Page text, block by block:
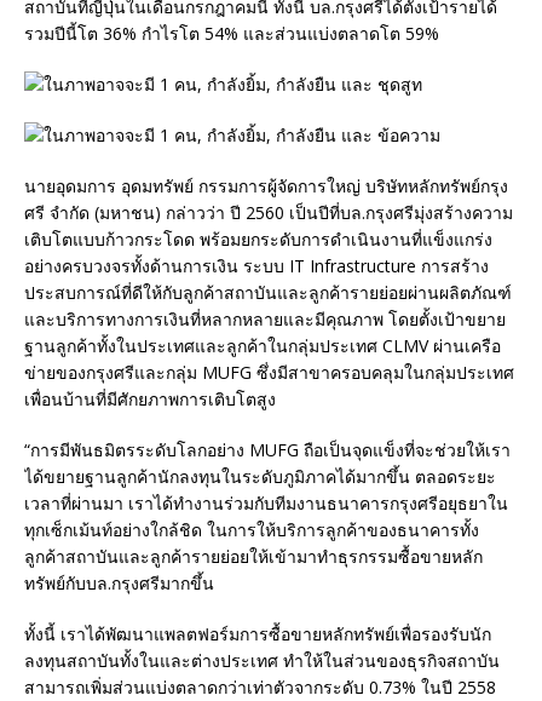
สถาบันที่ญี่ปุ่นในเดือนกรกฎาคมนี้ ทั้งนี้ บล.กรุงศรีได้ตั้งเป้ารายได้
รวมปีนี้โต 36% กำไรโต 54% และส่วนแบ่งตลาดโต 59%
นายอุดมการ อุดมทรัพย์ กรรมการผู้จัดการใหญ่ บริษัทหลักทรัพย์กรุง
ศรี จำกัด (มหาชน) กล่าวว่า ปี 2560 เป็นปีที่บล.กรุงศรีมุ่งสร้างความ
เติบโตแบบก้าวกระโดด พร้อมยกระดับการดำเนินงานที่แข็งแกร่ง
อย่างครบวงจรทั้งด้านการเงิน ระบบ IT Infrastructure การสร้าง
ประสบการณ์ที่ดีให้กับลูกค้าสถาบันและลูกค้ารายย่อยผ่านผลิตภัณฑ์
และบริการทางการเงินที่หลากหลายและมีคุณภาพ โดยตั้งเป้าขยาย
ฐานลูกค้าทั้งในประเทศและลูกค้าในกลุ่มประเทศ CLMV ผ่านเครือ
ข่ายของกรุงศรีและกลุ่ม MUFG ซึ่งมีสาขาครอบคลุมในกลุ่มประเทศ
เพื่อนบ้านที่มีศักยภาพการเติบโตสูง
“การมีพันธมิตรระดับโลกอย่าง MUFG ถือเป็นจุดแข็งที่จะช่วยให้เรา
ได้ขยายฐานลูกค้านักลงทุนในระดับภูมิภาคได้มากขึ้น ตลอดระยะ
เวลาที่ผ่านมา เราได้ทำงานร่วมกับทีมงานธนาคารกรุงศรีอยุธยาใน
ทุกเซ็กเม้นท์อย่างใกล้ชิด ในการให้บริการลูกค้าของธนาคารทั้ง
ลูกค้าสถาบันและลูกค้ารายย่อยให้เข้ามาทำธุรกรรมซื้อขายหลัก
ทรัพย์กับบล.กรุงศรีมากขึ้น
ทั้งนี้ เราได้พัฒนาแพลตฟอร์มการซื้อขายหลักทรัพย์เพื่อรองรับนัก
ลงทุนสถาบันทั้งในและต่างประเทศ ทำให้ในส่วนของธุรกิจสถาบัน
สามารถเพิ่มส่วนแบ่งตลาดกว่าเท่าตัวจากระดับ 0.73% ในปี 2558